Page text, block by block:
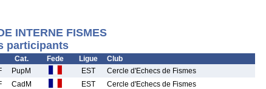
INTERNE FISMES
participants
Cat. Fede Ligue
Club
PupM EST
Cercle d'Echecs de Fismes
CadM EST
Cercle d'Echecs de Fismes